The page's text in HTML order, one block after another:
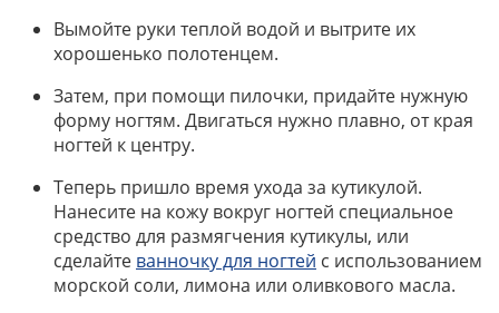
Вымойте руки теплой водой и вытрите их
хорошенько полотенцем.
Затем, при помощи пилочки, придайте нужную
форму ногтям. Двигаться нужно плавно, от края
ногтей к центру.
Теперь пришло время ухода за кутикулой.
Нанесите на кожу вокруг ногтей специальное
средство для размягчения кутикулы, или
сделайте ванночку для ногтей с использованием
морской соли, лимона или оливкового масла.